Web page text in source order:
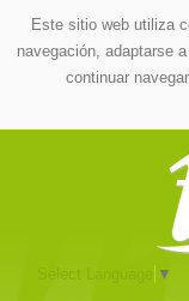
Este sitio web utiliza
navegación, adaptarse
continuar
▼